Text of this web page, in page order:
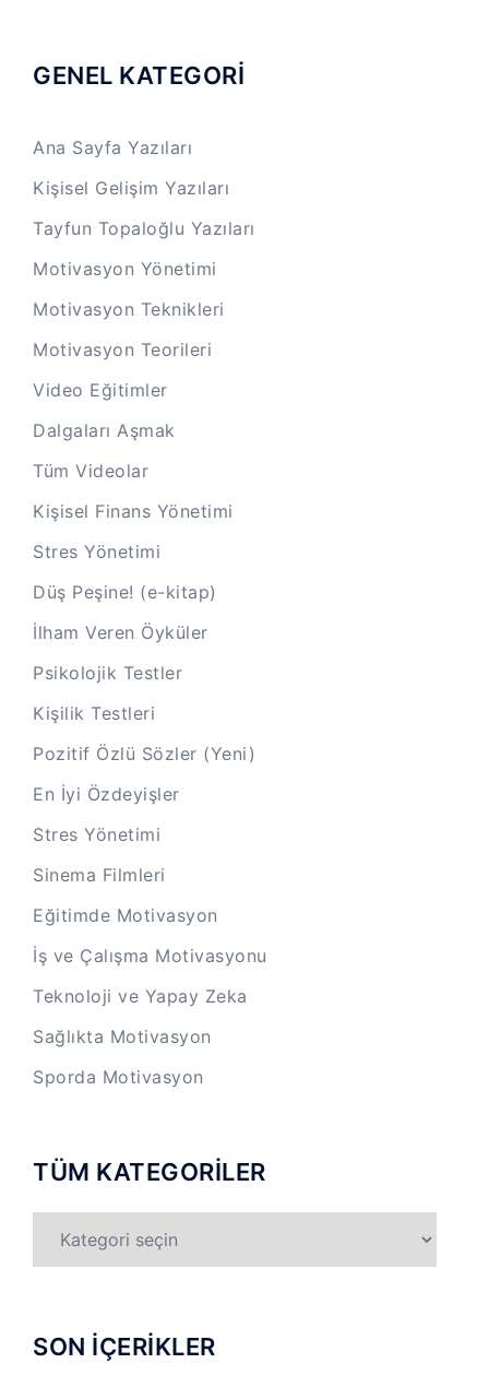
GENEL KATEGORİ
Ana Sayfa Yazıları
Kişisel Gelişim Yazıları
Tayfun Topaloğlu Yazıları
Motivasyon Yönetimi
Motivasyon Teknikleri
Motivasyon Teorileri
Video Eğitimler
Dalgaları Aşmak
Tüm Videolar
Kişisel Finans Yönetimi
Stres Yönetimi
Düş Peşine! (e-kitap)
İlham Veren Öyküler
Psikolojik Testler
Kişilik Testleri
Pozitif Özlü Sözler (Yeni)
En İyi Özdeyişler
Stres Yönetimi
Sinema Filmleri
Eğitimde Motivasyon
İş ve Çalışma Motivasyonu
Teknoloji ve Yapay Zeka
Sağlıkta Motivasyon
Sporda Motivasyon
TÜM KATEGORİLER
KATEGORİLER
SON İÇERİKLER